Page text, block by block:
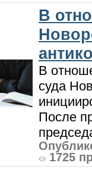
В
В
суда
После
1725